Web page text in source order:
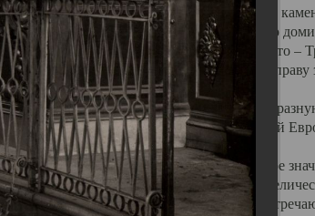
Архангельска, величественный
в зрительную и градостроительную
на Севере. Вплоть до разрушения Свято –
из городских строений Архангельска, по
картине Архангельска.
России воплотил в себе яркую и
течениями России, Западной
вполне оправдывали его кафедральное
построек города. Обширный и
стиля, с единственными нигде не